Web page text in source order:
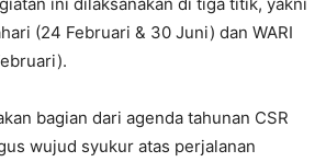
(24 Februari & 30 Juni) dan WARI
bagian dari agenda tahunan CSR
wujud syukur atas perjalanan